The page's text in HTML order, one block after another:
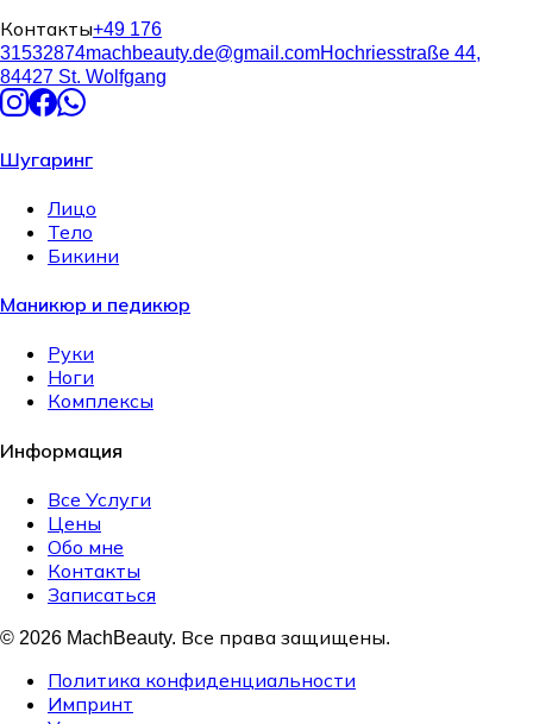
Контакты+49 176
31532874machbeauty.de@gmail.comHochriesstraße 44,
84427 St. Wolfgang
Шугаринг
Лицо
Тело
Бикини
Маникюр и педикюр
Руки
Ноги
Комплексы
Информация
Все Услуги
Цены
Обо мне
Контакты
Записаться
© 2026 MachBeauty. Все права защищены.
Политика конфиденциальности
Импринт